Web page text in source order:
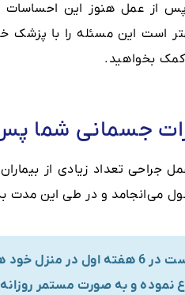
از عمل هنوز این احساسات
است این مسئله را با پزشک
بخواهید.
جسمانی شما
می‌انجامد و در طی این مدت به
بهتر است در 6 هفته اول